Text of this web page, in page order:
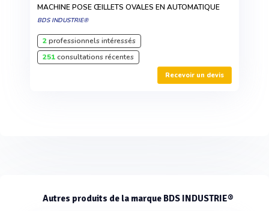
MACHINE POSE ŒILLETS OVALES EN AUTOMATIQUE
BDS INDUSTRIE®
2professionnels intéressés
251consultations récentes
Recevoir un devis
Autres produits de la marque BDS INDUSTRIE®